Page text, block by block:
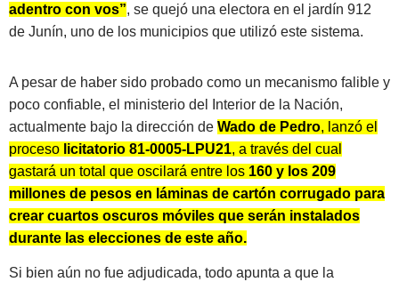
adentro con vos”, se quejó una electora en el jardín 912
de Junín, uno de los municipios que utilizó este sistema.
A pesar de haber sido probado como un mecanismo falible y
poco confiable, el ministerio del Interior de la Nación,
actualmente bajo la dirección de Wado de Pedro, lanzó el
proceso licitatorio 81-0005-LPU21, a través del cual
gastará un total que oscilará entre los 160 y los 209
millones de pesos en láminas de cartón corrugado para
crear cuartos oscuros móviles que serán instalados
durante las elecciones de este año.
Si bien aún no fue adjudicada, todo apunta a que la